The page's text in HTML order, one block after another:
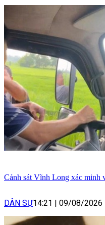
Cảnh sát Vĩnh Long xác minh
DÂN SỰ14:21 09/08/2026